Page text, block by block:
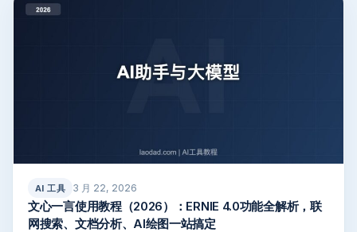
AI 工具 3 月 22, 2026
文心一言使用教程（2026）：ERNIE 4.0功能全解析，联
网搜索、文档分析、AI绘图一站搞定